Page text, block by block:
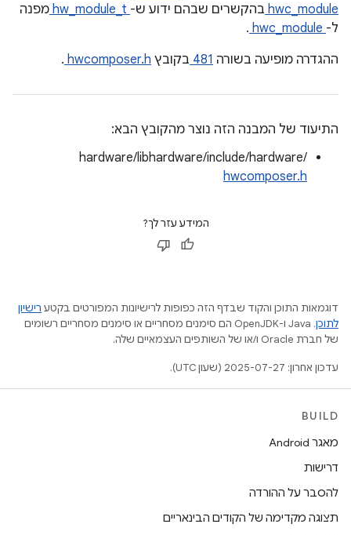
hwc_module בהקשרים שבהם ידוע ש-
מפנה
ל-
.
ההגדרה מופיעה בשורה 481 בקובץ hwcomposer.h
.
התיעוד של המבנה הזה נוצר מהקובץ הבא:
hardware/libhardware/include/hardware/
hwcomposer.h
המידע עזר לך?
דוגמאות התוכן והקוד שבדף הזה כפופות לרישיונות המפורטים בקטע רישיון
לתוכן
.‏ Java ו-OpenJDK הם סימנים מסחריים או סימנים מסחריים רשומים
של חברת Oracle ו/או של השותפים העצמאיים שלה.
עדכון אחרון: 2025-07-27 (שעון UTC).
BUILD
מאגר Android
דרישות
להסבר על ההורדה
תצוגה מקדימה של הקודים הבינאריים